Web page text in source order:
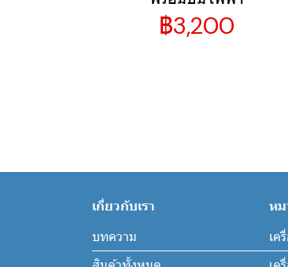
฿3,200
เกี่ยวกับเรา
บทความ
ห
เค